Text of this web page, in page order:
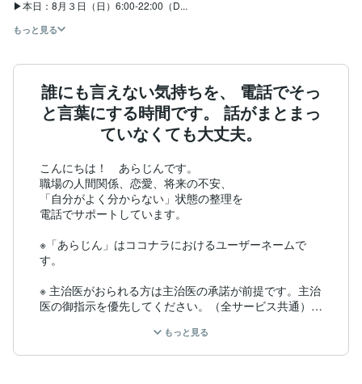
▶本日：8月３日（日）6:00-22:00（D...
もっと見る
誰にも言えない気持ちを、 電話でそっ
と言葉にする時間です。 話がまとまっ
ていなくても大丈夫。
こんにちは！　あらじんです。
職場の人間関係、恋愛、将来の不安、
「自分がよく分からない」状態の整理を
電話でサポートしています。
※「あらじん」はココナラにおけるユーザーネームで
す。
※ 主治医がおられる方は主治医の承諾が前提です。主治
医の御指示を優先してください。（全サービス共通）
▶あなたは、今どんなお気持ちでこのプロフィールを読
んでくださっていますか？
もっと見る